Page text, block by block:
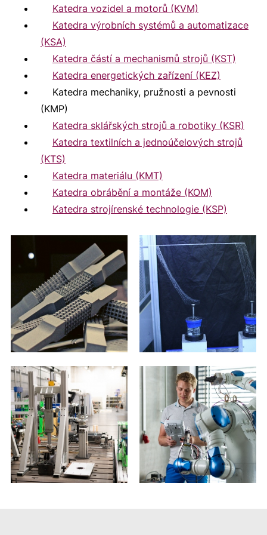
Polívka, Ondřej.Návrh rámu formule
student s využitím MKP(vedoucí práce:
dr. Jan Škoda). (
Řezníček, Filip.Návrh vestaveného
varovacího systému pro dopravní
prostředky (vedoucí práce: dr. Andrii
Shynkarenko). (DSpace)
Klimeš, Jan.
mechanismu motoru ČZ500 typ 863
OHC(vedoucí práce: dr. Jan
Škoda). (DSpace)
2021
Janeček, Tomáš.
Zvlákňovací elektroda
pro výrobu plošného nanovlákenného
materiálu(vedoucí práce: dr. Jan
Valtera). (DSpace
2020
Jirková, Sára.Vizualizace proudových
polí při obtékání aerodynamického
profilu (vedoucí práce: doc. Petra
Dančová). (
DSpace
Luciová, Anna.Matematické modelování
vlastností střešního nosiče během
nárazu vozu(vedoucí práce: dr. Michal
Sivčák). (DSpace
rázovém namáhání(vedoucí práce: dr.
Luboš Běhálek). (DSpace)
Souček, Jiří. Zvlákňovací elektroda pro
výrobu směsového nanovlákenného
materiálu (vedoucí práce: dr. Jan
Valtera). (
DSpace )
Katedra vozidel a motorů (KVM)
Katedra výrobních systémů a automatizace
(KSA)
Katedra částí a mechanismů strojů (KST)
Katedra energetických zařízení (KEZ)
Katedra mechaniky, pružnosti a pevnosti
(KMP)
Katedra sklářských strojů a robotiky (KSR)
Katedra textilních a jednoúčelových strojů
(KTS)
Katedra materiálu (KMT)
Katedra obrábění a montáže (KOM)
Katedra strojírenské technologie (KSP)